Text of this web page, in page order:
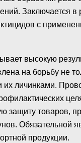
Заключается в
с
высокую
на борьбу не
личинками.
защиту товаров,
Обязательной
продукции.